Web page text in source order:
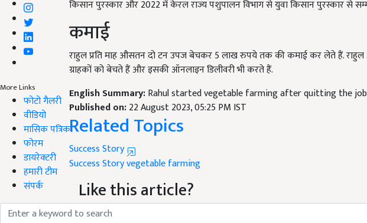
More Links
फोटो गैलरी
वीडियो
मासिक पत्रिका
फोरम
डायरेक्टरी
हमारी टीम
संपर्क
कमाई
राहुल प्रति माह औसतन दो टन उपज बेचकर 5 लाख रुपये तक की कमाई कर लेते हैं. राहुल
ग्राहकों को बेचते हैं और इसकी ऑनलाइन डिलीवरी भी करते हैं.
Published on:22 August 2023, 05:25 PM IST
Related Topics
Success Story
Success Story vegetable farming
Like this article?
Hey! I amरवींद्र यादव . Did you liked this article and have suggestions to
your suggestions and feedback.